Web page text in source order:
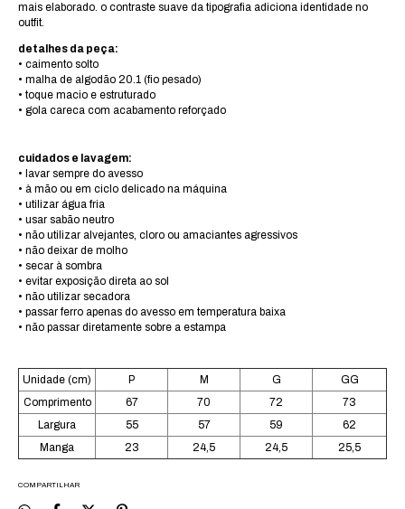
mais elaborado. o contraste suave da tipografia adiciona identidade no
outfit.
detalhes da peça:
• caimento solto
• malha de algodão 20.1 (fio pesado)
• toque macio e estruturado
• gola careca com acabamento reforçado
cuidados e lavagem:
• lavar sempre do avesso
• à mão ou em ciclo delicado na máquina
• utilizar água fria
• usar sabão neutro
• não utilizar alvejantes, cloro ou amaciantes agressivos
• não deixar de molho
• secar à sombra
• evitar exposição direta ao sol
• não utilizar secadora
• passar ferro apenas do avesso em temperatura baixa
• não passar diretamente sobre a estampa
Unidade (cm) P M G
GG
Comprimento
67 70 72
73
Largura
55 57 59
62
Manga
23 24,5 24,5 25,5
COMPARTILHAR